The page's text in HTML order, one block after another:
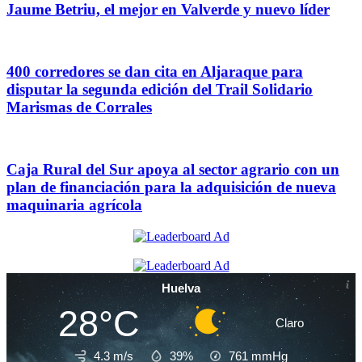
Jaume Betriu, el mejor en Valverde y nuevo líder
400 corredores se dan cita en Aljaraque para
disputar la segunda edición del Trail Solidario
Marismas de Corrales
Caja Rural del Sur apoya al sector agrario con un
plan de financiación para la adquisición de nueva
maquinaria agrícola
Huelva
28°C Claro
4.3 m/s 39% 761 mmHg